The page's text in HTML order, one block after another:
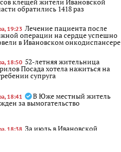
обратились 1418 раз
19:23 Лечение пациента после
операции на сердце успешно
в Ивановском онкодиспансере
18:50 52-летняя жительница
Посада хотела нажиться на
супруга
18:41 В Юже местный житель
за вымогательство
18:38 За июль в Ивановской